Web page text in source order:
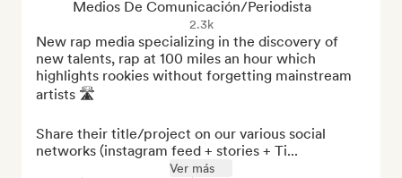
Medios De Comunicación/Periodista
2.3k
New rap media specializing in the discovery of
new talents, rap at 100 miles an hour which
highlights rookies without forgetting mainstream
artists 🛣️
Share their title/project on our various social
networks (instagram feed + stories + Ti...
Ver más